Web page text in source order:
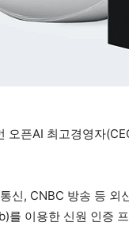
오픈AI 최고경영자
신, CNBC 방송 등 외
를 이용한 신원 인증